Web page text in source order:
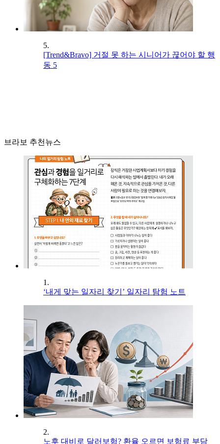
5.
[Trend&Bravo] 거절 못 하는 시니어가 끊어야 할 행
동 5
브라보 추천뉴스
1.
‘내게 맞는 일자리 찾기’ 일자리 탐험 노트
2.
노후 대비로 달러보험? 환율 오르면 보험료 부담